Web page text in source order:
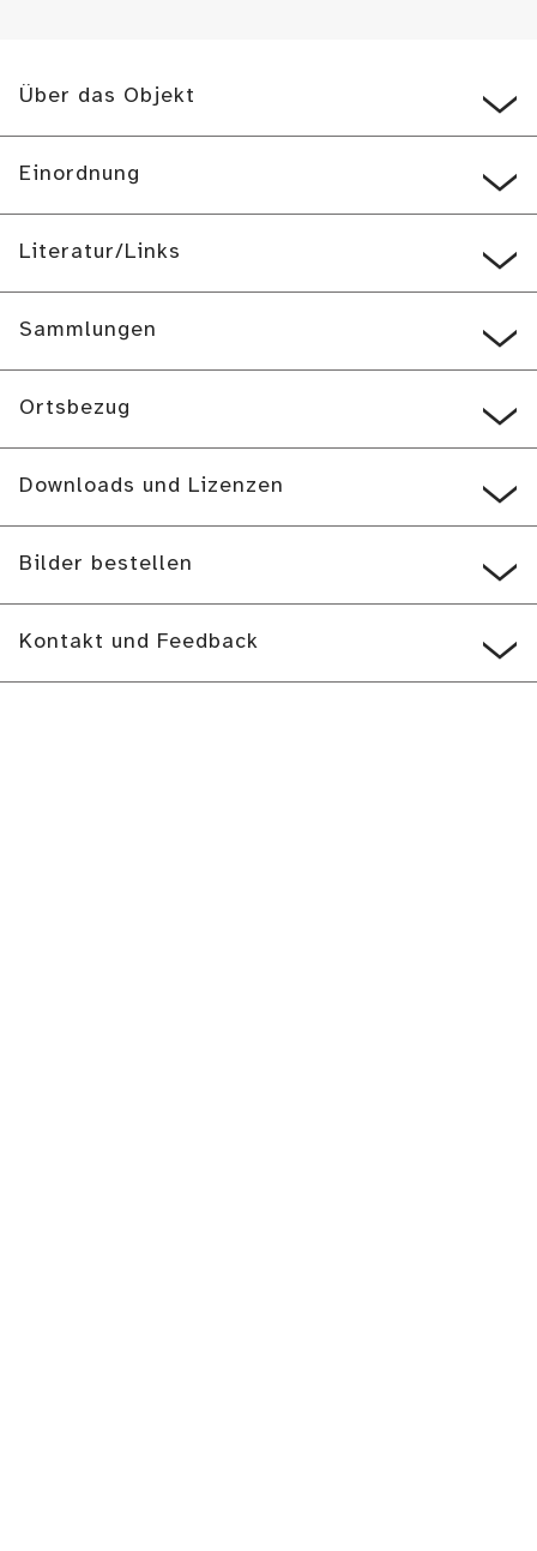
Über das Objekt
Einordnung
Literatur/Links
Sammlungen
Ortsbezug
Downloads und Lizenzen
Bilder bestellen
Kontakt und Feedback